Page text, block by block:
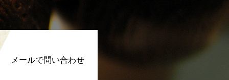
メールで問い合わせ